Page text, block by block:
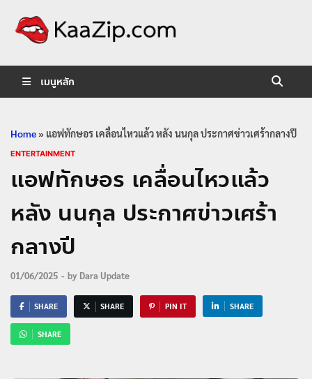
เมนูหลัก
Home» แอฟทักษอร เคลื่อนไหวแล้ว หลัง นนกุล ประกาศข่าวเศร้ากลางปี
ENTERTAINMENT
แอฟทักษอร เคลื่อนไหวแล้ว
หลัง นนกุล ประกาศข่าวเศร้า
กลางปี
01/06/2025 - by Dara Update
SHARE SHARE PIN IT SHARE
SHARE